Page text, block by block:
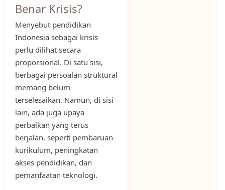
Benar Krisis?
Menyebut pendidikan
Indonesia sebagai krisis
perlu dilihat secara
proporsional. Di satu sisi,
berbagai persoalan struktural
memang belum
terselesaikan. Namun, di sisi
lain, ada juga upaya
perbaikan yang terus
berjalan, seperti pembaruan
kurikulum, peningkatan
akses pendidikan, dan
pemanfaatan teknologi.